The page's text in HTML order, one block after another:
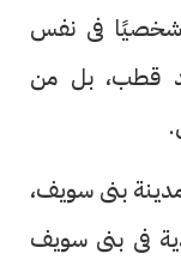
شخصيًا فى نفس
قطب، بل من
فى ٨ أغسطس ١٩٥٠ فى مدينة بنى سويف،
فى بنى سويف